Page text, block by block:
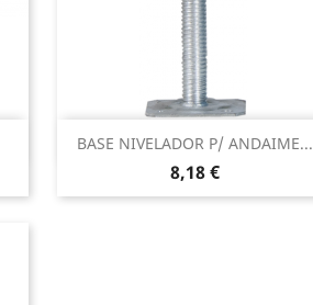
BASE NIVELADOR P/ ANDAIME...
Preço
8,18 €
Vista rápida